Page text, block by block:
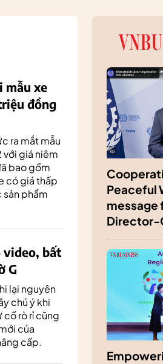
mẫu xe
đồng
ra mắt mẫu
với giá niêm
bao gồm
có giá thấp
sản phẩm
video, bất
G
lại nguyên
chú ý khi
cố rò rỉ cũng
của
cấp.
Peaceful
message
Director-